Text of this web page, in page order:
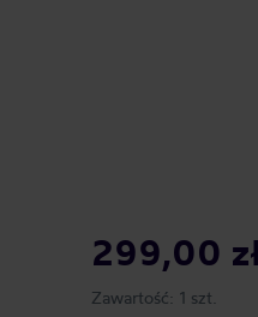
299,00
Zawartość: 1 szt.